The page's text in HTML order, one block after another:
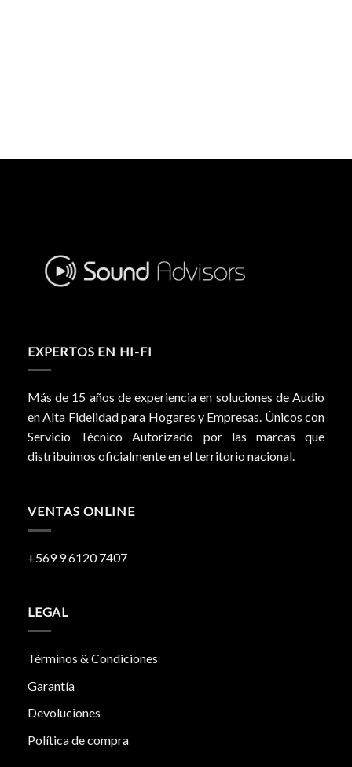
EXPERTOS EN HI-FI
Más de 15 años de experiencia en soluciones de Audio
en Alta Fidelidad para Hogares y Empresas. Únicos con
Servicio Técnico Autorizado por las marcas que
distribuimos oficialmente en el territorio nacional.
VENTAS ONLINE
+569 9 6120 7407
LEGAL
Términos & Condiciones
Garantía
Devoluciones
Política de compra